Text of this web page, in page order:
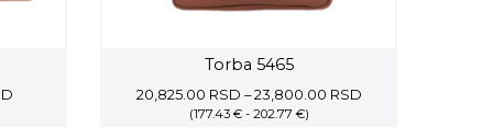
Current
Torba 5465
20,825.00 RSD – 23,800.00 RSDPrice
(177.43 € - 202.77 €)